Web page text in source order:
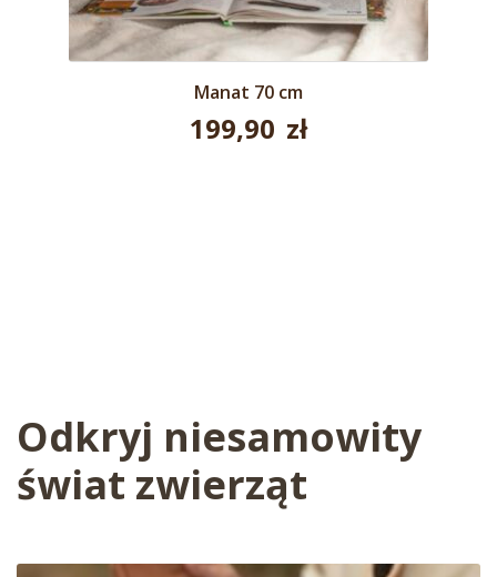
Manat 70 cm
199,90 zł
Odkryj niesamowity
świat zwierząt